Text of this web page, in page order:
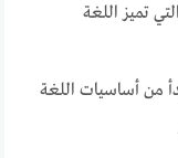
تميز اللغة
من أساسيات اللغة